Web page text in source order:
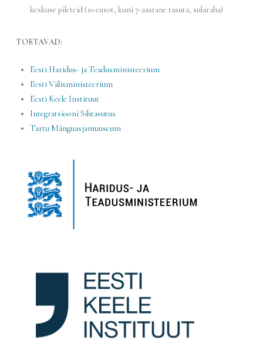
keskuse pileteid (10 eurot, kuni 7-aastane tasuta, sularaha)
TOETAVAD:
Eesti Haridus- jaTeadusministeerium
Eesti Välisministeerium
Eesti Keele Instituut
Integratsiooni Sihtasutus
Tartu Mänguasjamuuseum